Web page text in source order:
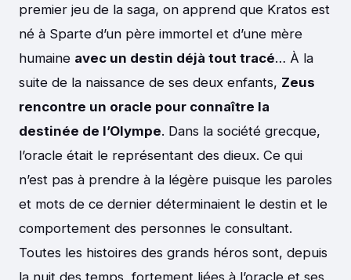
premier jeu de la saga, on apprend que Kratos est
né à Sparte d’un père immortel et d’une mère
humaine avec un destin déjà tout tracé… À la
suite de la naissance de ses deux enfants, Zeus
rencontre un oracle pour connaître la
destinée de l’Olympe. Dans la société grecque,
l’oracle était le représentant des dieux. Ce qui
n’est pas à prendre à la légère puisque les paroles
et mots de ce dernier déterminaient le destin et le
comportement des personnes le consultant.
Toutes les histoires des grands héros sont, depuis
la nuit des temps, fortement liées à l’oracle et ses